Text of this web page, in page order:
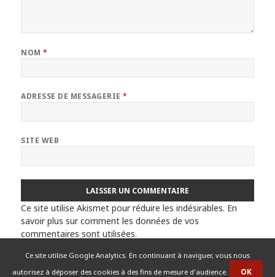
Ce site utilise Google Analytics. En continuant à naviguer, vous nous
autorisez à déposer des cookies à des fins de mesure d'audience.
NOM*
ADRESSE DE MESSAGERIE*
SITE WEB
Ce site utilise Akismet pour réduire les indésirables. En
savoir plus sur comment les données de vos
commentaires sont utilisées.